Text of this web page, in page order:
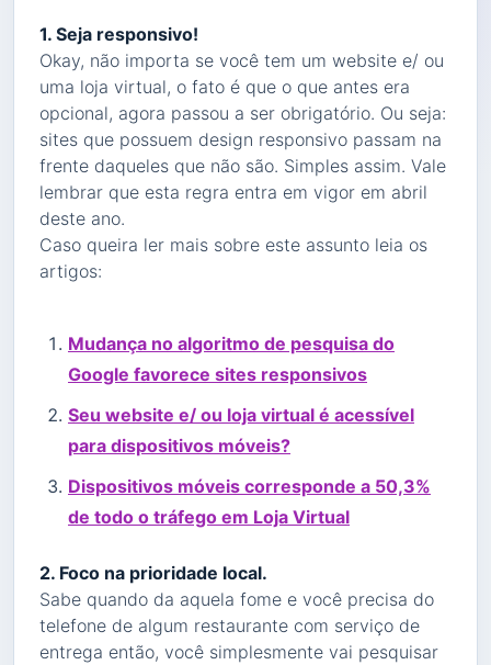
1. Seja responsivo!
Okay, não importa se você tem um website e/ ou
uma loja virtual, o fato é que o que antes era
opcional, agora passou a ser obrigatório. Ou seja:
sites que possuem design responsivo passam na
frente daqueles que não são. Simples assim. Vale
lembrar que esta regra entra em vigor em abril
deste ano.
Caso queira ler mais sobre este assunto leia os
artigos:
Mudança no algoritmo de pesquisa do
Google favorece sites responsivos
Seu website e/ ou loja virtual é acessível
para dispositivos móveis?
Dispositivos móveis corresponde a 50,3%
de todo o tráfego em Loja Virtual
2. Foco na prioridade local.
Sabe quando da aquela fome e você precisa do
telefone de algum restaurante com serviço de
entrega então, você simplesmente vai pesquisar